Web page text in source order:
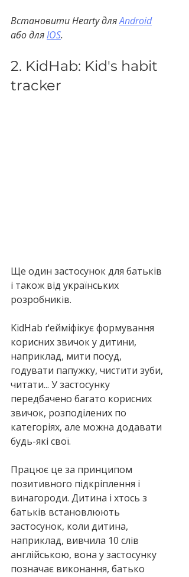
Встановити Hearty для Android
або для IOS.
2. KidHab: Kid's habit
tracker
Ще один застосунок для батьків
і також від українських
розробників.
KidHab ґейміфікує формування
корисних звичок у дитини,
наприклад, мити посуд,
годувати папужку, чистити зуби,
читати... У застосунку
передбачено багато корисних
звичок, розподілених по
категоріях, але можна додавати
будь-які свої.
Працює це за принципом
позитивного підкріплення і
винагороди. Дитина і хтось з
батьків встановлюють
застосунок, коли дитина,
наприклад, вивчила 10 слів
англійською, вона у застосунку
позначає виконання, батько